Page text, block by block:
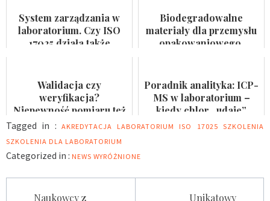
System zarządzania w
laboratorium. Czy ISO
17025 działa także
Biodegradowalne
materiały dla przemysłu
opakowaniowego.
Walidacja czy
weryfikacja?
Niepewność pomiaru też
nie jest formalnością
Poradnik analityka: ICP-
MS w laboratorium –
kiedy chlor „udaje”
arsen?
Tagged in : AKREDYTACJA LABORATORIUM ISO 17025
SZKOLENIA
SZKOLENIA DLA LABORATORIUM
Categorized in : NEWS WYRÓŻNIONE
Naukowcy z
Unikatowy